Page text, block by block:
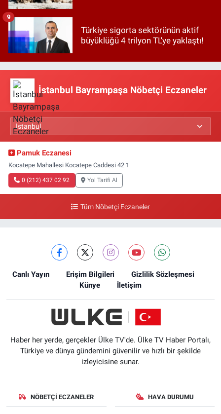
Türkiye sigorta sektörünün aktif
büyüklüğü 4 trilyon TL'ye yaklaştı!
9
İstanbul Bayrampaşa Nöbetçi Eczaneler
Pamuk Eczanesi
Kocatepe Mahallesi Kocatepe Caddesi 42 1
0 (212) 437 02 92 Yol Tarifi Al
Tüm Nöbetçi Eczaneler
Canlı Yayın Erişim Bilgileri
Gizlilik Sözleşmesi
Künye
İletişim
Haber her yerde, gerçekler Ülke TV'de. Ülke TV Haber Portalı,
Türkiye ve dünya gündemini güvenilir ve hızlı bir şekilde
izleyicisine sunar.
NÖBETÇI ECZANELER HAVA DURUMU